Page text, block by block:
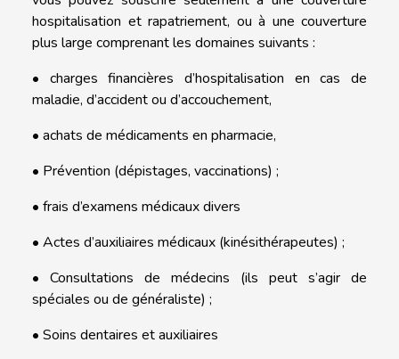
hospitalisation et rapatriement, ou à une couverture
plus large comprenant les domaines suivants :
• charges financières d’hospitalisation en cas de
maladie, d’accident ou d’accouchement,
• achats de médicaments en pharmacie,
• Prévention (dépistages, vaccinations) ;
• frais d’examens médicaux divers
• Actes d’auxiliaires médicaux (kinésithérapeutes) ;
• Consultations de médecins (ils peut s’agir de
spéciales ou de généraliste) ;
• Soins dentaires et auxiliaires